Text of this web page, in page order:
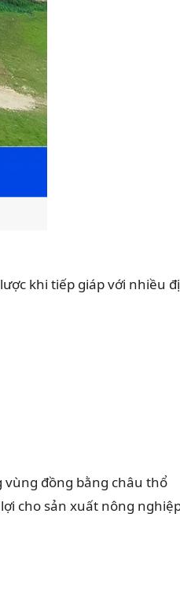
khi tiếp giáp với nhiều
vùng đồng bằng châu thổ
cho sản xuất nông